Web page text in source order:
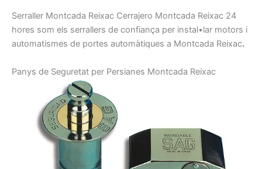
Serraller Montcada Reixac Cerrajero Montcada Reixac 24
hores som els serrallers de confiança per instal•lar motors i
automatismes de portes automàtiques a Montcada Reixac.
Panys de Seguretat per Persianes Montcada Reixac